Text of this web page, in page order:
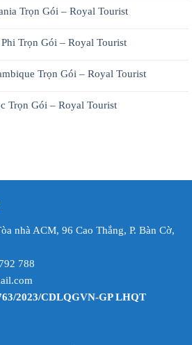
Trọn Gói – Royal Tourist
Trọn Gói – Royal Tourist
Trọn Gói – Royal Tourist
Trọn Gói – Royal Tourist
nhà ACM, 96 Cao Thắng, P. Bàn Cờ,
788
2023/CDLQGVN-GP LHQT